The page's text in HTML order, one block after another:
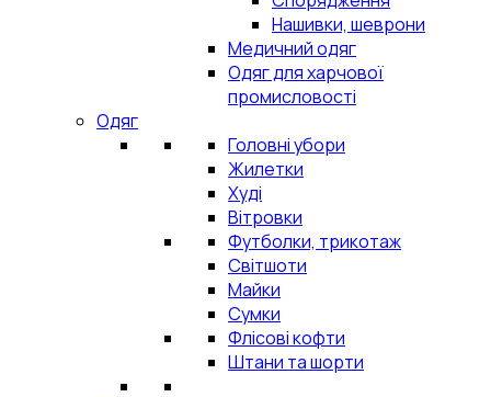
Нашивки, шеврони
Медичний одяг
Одяг для харчової
промисловості
Одяг
Головні убори
Жилетки
Худі
Вітровки
Футболки, трикотаж
Світшоти
Майки
Сумки
Флісові кофти
Штани та шорти